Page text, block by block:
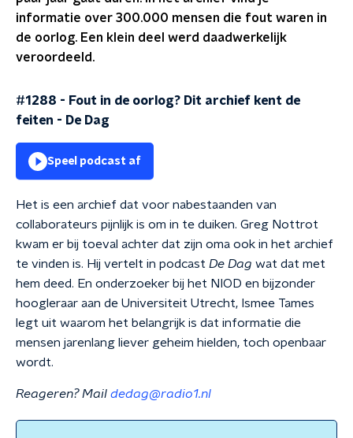
informatie over 300.000 mensen die fout waren in
de oorlog. Een klein deel werd daadwerkelijk
veroordeeld.
#1288 - Fout in de oorlog? Dit archief kent de
feiten - De Dag
Speel podcast af
Het is een archief dat voor nabestaanden van
collaborateurs pijnlijk is om in te duiken. Greg Nottrot
kwam er bij toeval achter dat zijn oma ook in het archief
te vinden is. Hij vertelt in podcast De Dag wat dat met
hem deed. En onderzoeker bij het NIOD en bijzonder
hoogleraar aan de Universiteit Utrecht, Ismee Tames
legt uit waarom het belangrijk is dat informatie die
mensen jarenlang liever geheim hielden, toch openbaar
wordt.
Reageren? Mail dedag@radio1.nl